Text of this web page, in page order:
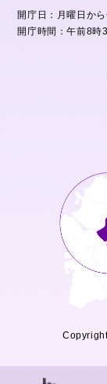
開庁日：月曜日か
開庁時間：午前8時